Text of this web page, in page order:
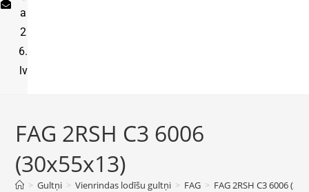
a
2
6.
lv
FAG 2RSH C3 6006
(30x55x13)
> Gultņi > Vienrindas lodīšu gultņi > FAG > FAG 2RSH C3 6006